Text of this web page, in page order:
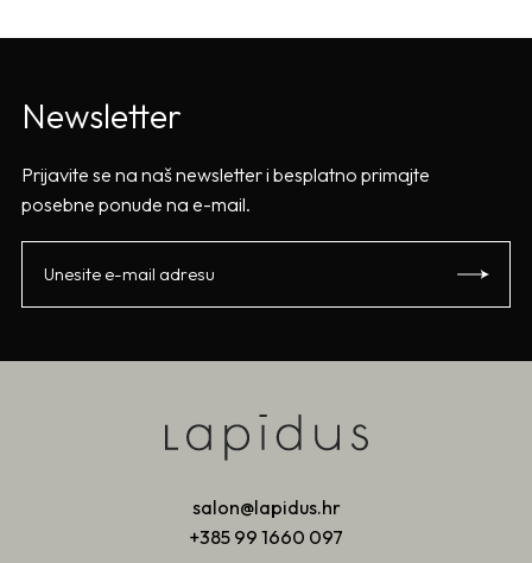
Newsletter
Prijavite se na naš newsletter i besplatno primajte
posebne ponude na e-mail.
salon@lapidus.hr
+385 99 1660 097